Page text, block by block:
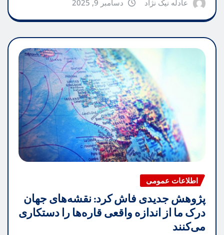
عادله نیک نژاد دسامبر 9, 2025
اطلاعات عمومی
پژوهش جدیدی فاش کرد: نقشه‌های جهان
درک ما از اندازه واقعی قاره‌ها را دستکاری
می‌کنند